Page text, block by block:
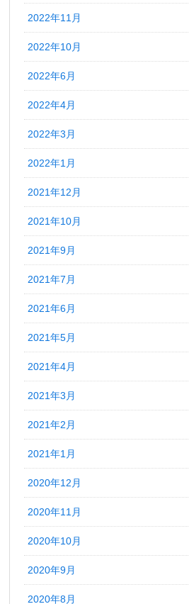
2022年11月
2022年10月
2022年6月
2022年4月
2022年3月
2022年1月
2021年12月
2021年10月
2021年9月
2021年7月
2021年6月
2021年5月
2021年4月
2021年3月
2021年2月
2021年1月
2020年12月
2020年11月
2020年10月
2020年9月
2020年8月